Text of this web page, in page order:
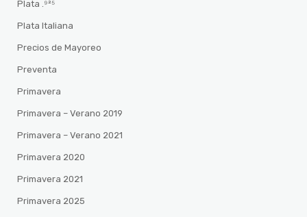
Plata .⁹²⁵
Plata Italiana
Precios de Mayoreo
Preventa
Primavera
Primavera – Verano 2019
Primavera – Verano 2021
Primavera 2020
Primavera 2021
Primavera 2025